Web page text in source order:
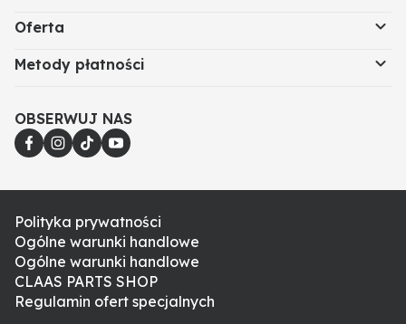
Oferta
Metody płatności
OBSERWUJ NAS
Polityka prywatności
Ogólne warunki handlowe
Ogólne warunki handlowe
CLAAS PARTS SHOP
Regulamin ofert specjalnych